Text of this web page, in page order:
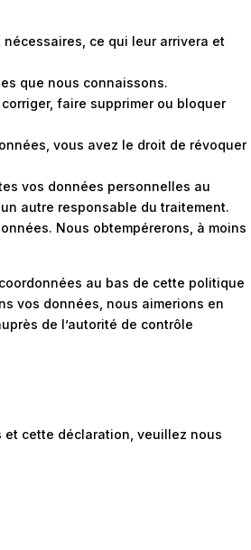
ce qui leur arrivera et
que nous connaissons.
faire supprimer ou bloquer
vous avez le droit de révoquer
vos données personnelles au
autre responsable du traitement.
Nous obtempérerons, à moins
au bas de cette politique
vos données, nous aimerions en
de l’autorité de contrôle
et cette déclaration, veuillez nous